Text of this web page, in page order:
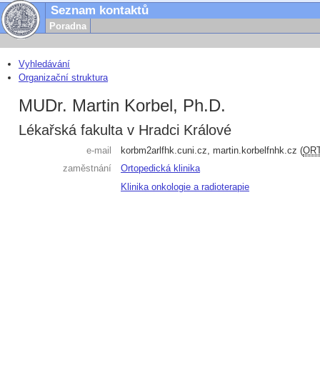
Seznam kontaktů
Poradna
Vyhledávání
Organizační struktura
MUDr. Martin Korbel, Ph.D.
Lékařská fakulta v Hradci Králové
e-mail korbm2arlfhk.cuni.cz martin.korbelfnhk.cz (
zaměstnání
Ortopedická klinika
Klinika onkologie a radioterapie